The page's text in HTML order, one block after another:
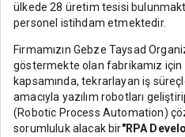
ülkede 28 üretim tesisi
personel istihdam etmektedir.
Firmamızın Gebze Taysad
göstermekte olan fabrikamız
kapsamında, tekrarlayan iş
amacıyla yazılım robotları
(Robotic Process Automation)
sorumluluk alacak bir"RPA